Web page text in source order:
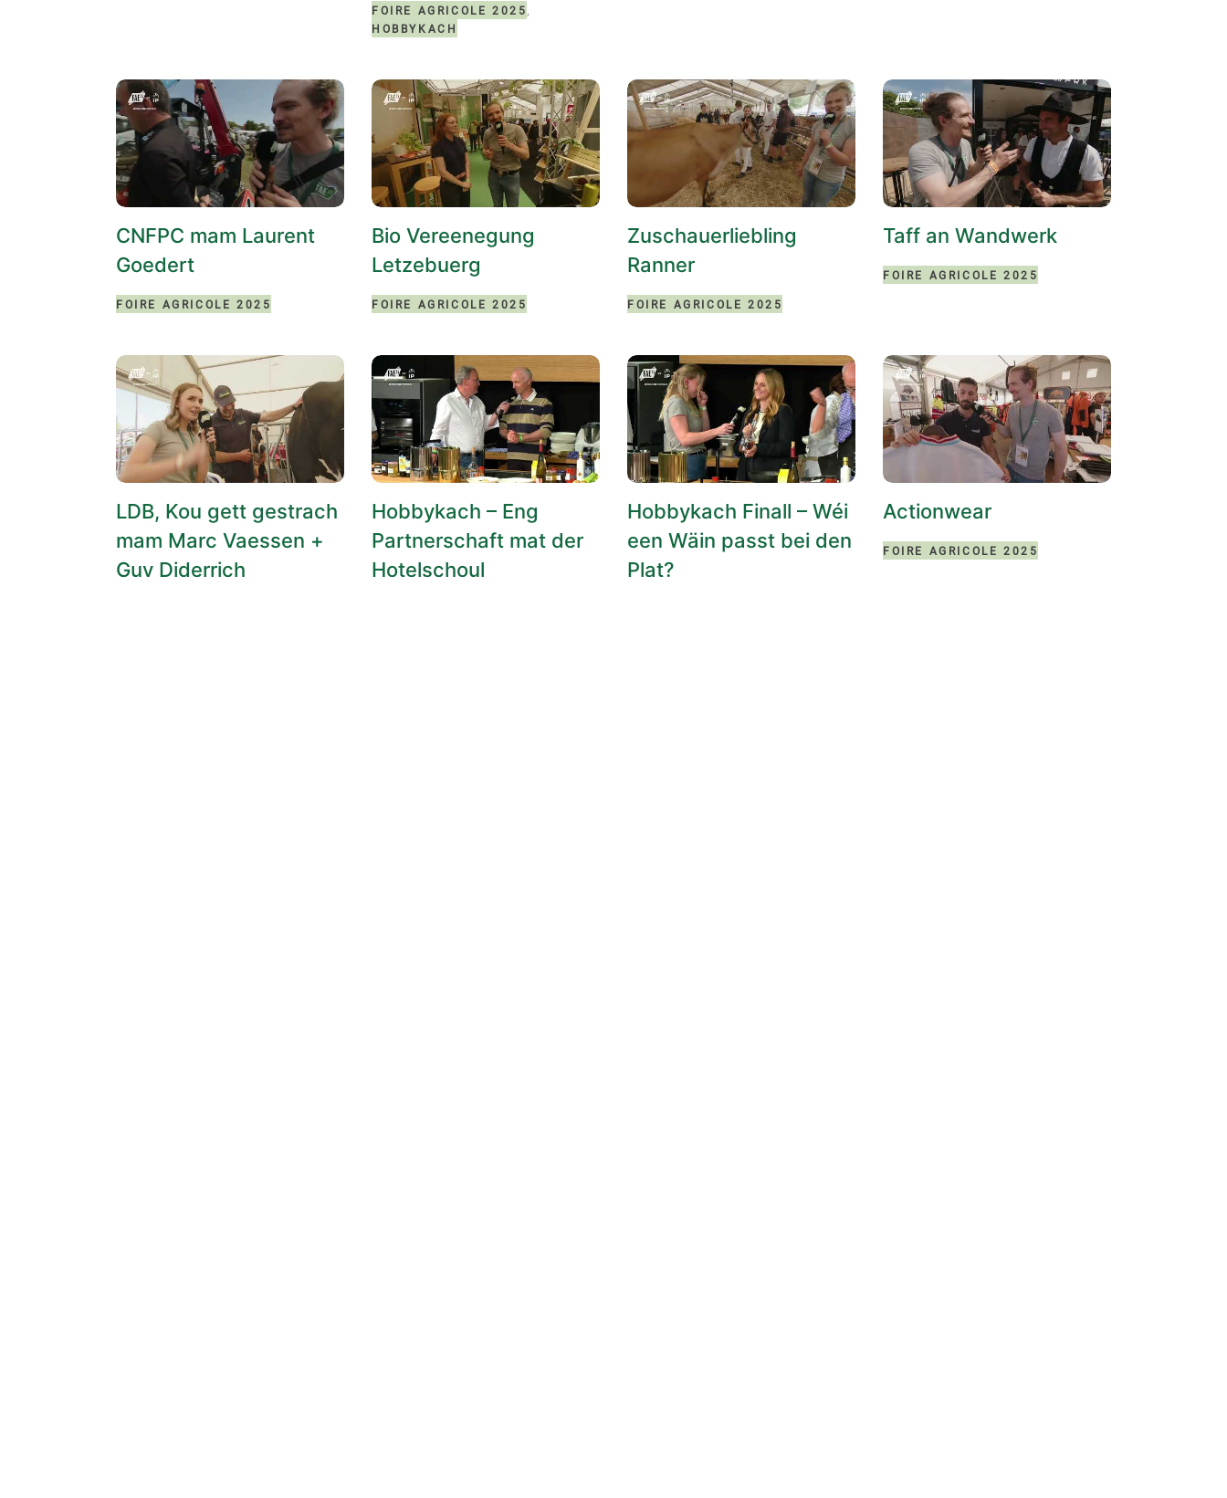
FOIRE AGRICOLE 2025,
HOBBYKACH
CNFPC mam Laurent
Goedert
FOIRE AGRICOLE 2025
Bio Vereenegung
Letzebuerg
FOIRE AGRICOLE 2025
Zuschauerliebling
Ranner
FOIRE AGRICOLE 2025
Taff an Wandwerk
FOIRE AGRICOLE 2025
LDB, Kou gett gestrach
mam Marc Vaessen +
Guy Diderrich
Hobbykach – Eng
Partnerschaft mat der
Hotelschoul
Hobbykach Finall – Wéi
een Wäin passt bei den
Plat?
Actionwear
FOIRE AGRICOLE 2025